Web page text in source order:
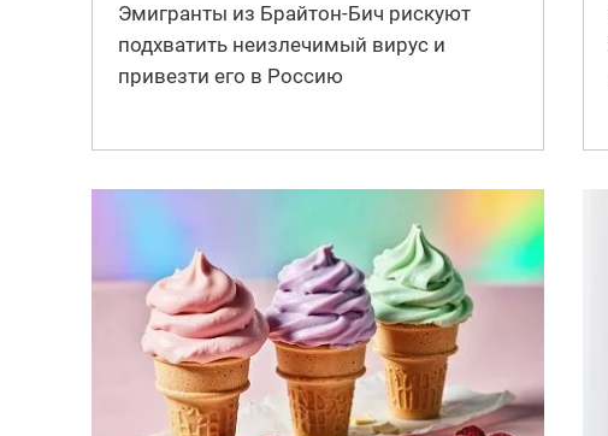
Эмигранты из Брайтон-Бич рискуют
подхватить неизлечимый вирус и
привезти его в Россию